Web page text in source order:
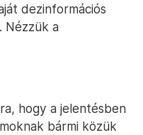
dezinformációs
Nézzük a
hogy a jelentésben
bármi közük